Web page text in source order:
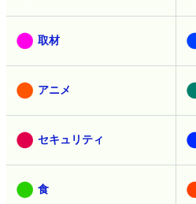
取材
アニメ
セキュリティ
食